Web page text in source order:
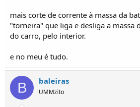
mais corte de corrente à massa da
"torneira" que liga e desliga a massa
do carro, pelo interior.
e no meu é tudo.
B baleiras
UMMzito